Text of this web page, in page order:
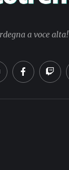
a voce alta!